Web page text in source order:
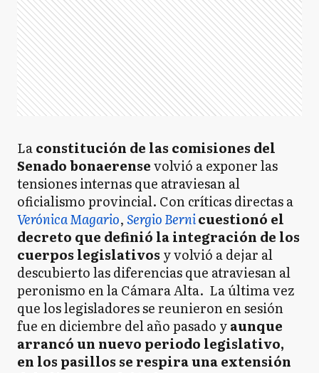
Laconstitución de las comisiones del
Senado bonaerensevolvió a exponer las
tensiones internas que atraviesan al
oficialismo provincial. Con críticas directas a
Verónica Magario,Sergio Bernicuestionó el
decreto que definió la integración de los
cuerpos legislativos y volvió a dejar al
descubierto las diferencias que atraviesan al
peronismo en la Cámara Alta. La última vez
que los legisladores se reunieron en sesión
fue en diciembre del año pasado yaunque
arrancó un nuevo periodo legislativo,
en los pasillos se respira una extensión